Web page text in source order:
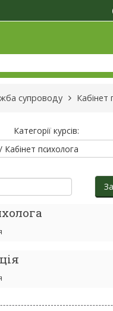
супроводу Кабінет
Категорії курсів: